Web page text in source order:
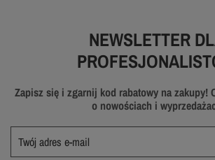
NEWSLETTER
Zapisz się i zgarnij kod rabatowy na zakupy!
o nowościach i